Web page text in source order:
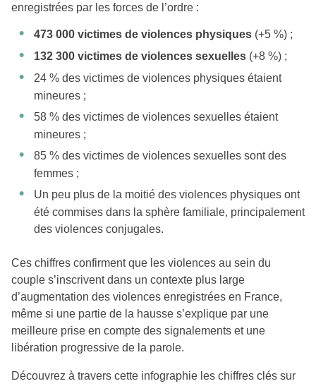
enregistrées par les forces de l’ordre :
473 000 victimes de violences physiques (+5 %) ;
132 300 victimes de violences sexuelles (+8 %) ;
24 % des victimes de violences physiques étaient
mineures ;
58 % des victimes de violences sexuelles étaient
mineures ;
85 % des victimes de violences sexuelles sont des
femmes ;
Un peu plus de la moitié des violences physiques ont
été commises dans la sphère familiale, principalement
des violences conjugales.
Ces chiffres confirment que les violences au sein du
couple s’inscrivent dans un contexte plus large
d’augmentation des violences enregistrées en France,
même si une partie de la hausse s’explique par une
meilleure prise en compte des signalements et une
libération progressive de la parole.
Découvrez à travers cette infographie les chiffres clés sur